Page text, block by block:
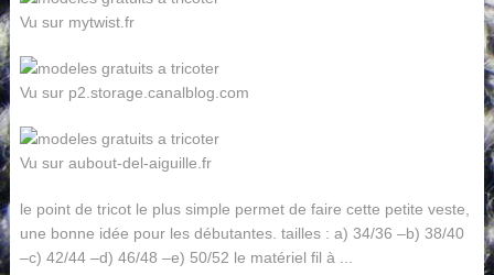
Vu sur mytwist.fr
Vu sur p2.storage.canalblog.com
Vu sur aubout-del-aiguille.fr
le point de tricot le plus simple permet de faire cette petite veste,
une bonne idée pour les débutantes. tailles : a) 34/36 –b) 38/40
–c) 42/44 –d) 46/48 –e) 50/52 le matériel fil à ...